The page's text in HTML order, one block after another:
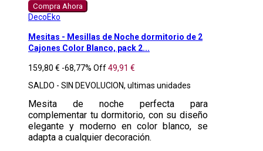
Compra Ahora
DecoEko
Mesitas - Mesillas de Noche dormitorio de 2
Cajones Color Blanco, pack 2...
159,80 € -68,77% Off49,91 €
SALDO - SIN DEVOLUCION, ultimas unidades
Mesita de noche perfecta para
complementar tu dormitorio, con su diseño
elegante y moderno en color blanco, se
adapta a cualquier decoración.